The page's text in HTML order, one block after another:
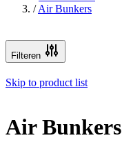
/ Air Bunkers
Filteren
Skip to product list
Air Bunkers